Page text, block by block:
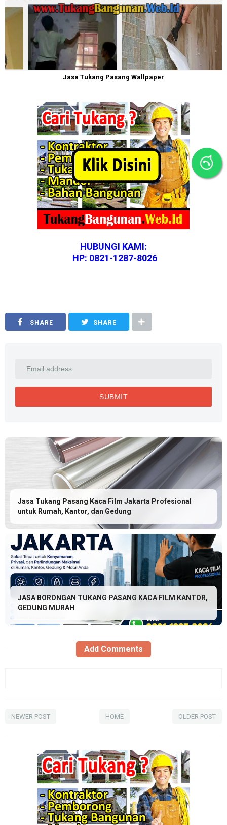
Jasa Tukang Pasang Wallpaper
HUBUNGI KAMI:
HP: 0821-1287-8026
SHARE SHARE
Jasa Tukang Pasang Kaca Film Jakarta Profesional
untuk Rumah, Kantor, dan Gedung
JASA BORONGAN TUKANG PASANG KACA FILM KANTOR,
GEDUNG MURAH
Add Comments
NEWER POST OLDER POST
HOME